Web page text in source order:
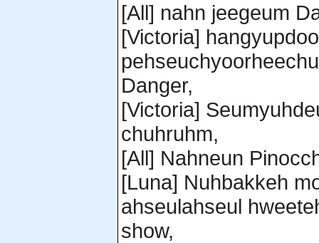
[All] nahn jeegeum
[Victoria]
Danger,
[Victoria]
chuhruhm,
[All] Nahneun
[Luna] Nuhbakkeh
ahseulahseul
show,